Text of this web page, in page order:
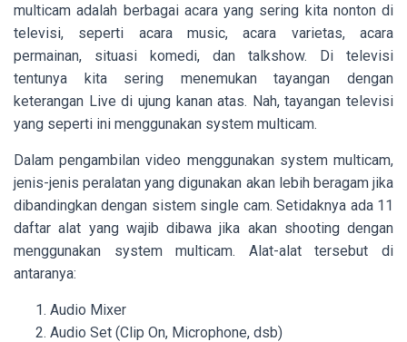
multicam adalah berbagai acara yang sering kita nonton di
televisi, seperti acara music, acara varietas, acara
permainan, situasi komedi, dan talkshow. Di televisi
tentunya kita sering menemukan tayangan dengan
keterangan Live di ujung kanan atas. Nah, tayangan televisi
yang seperti ini menggunakan system multicam.
Dalam pengambilan video menggunakan system multicam,
jenis-jenis peralatan yang digunakan akan lebih beragam jika
dibandingkan dengan sistem single cam. Setidaknya ada 11
daftar alat yang wajib dibawa jika akan shooting dengan
menggunakan system multicam. Alat-alat tersebut di
antaranya:
Audio Mixer
Audio Set (Clip On, Microphone, dsb)